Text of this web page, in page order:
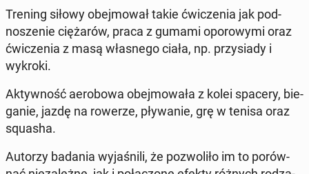
Trening siłowy obe­j­mował takie ćwiczenia jak pod­
nosze­nie ciężarów, praca z gumami oporowy­mi oraz
ćwiczenia z masą włas­nego ciała, np. przysi­ady i
wykroki.
Ak­ty­wność aer­obowa obe­j­mowała z kolei spacery, bie­
ganie, jazdę na rowerze, pły­wanie, grę w tenisa oraz
squasha.
Autorzy badania wy­jaśnili, że poz­woliło im to porów­